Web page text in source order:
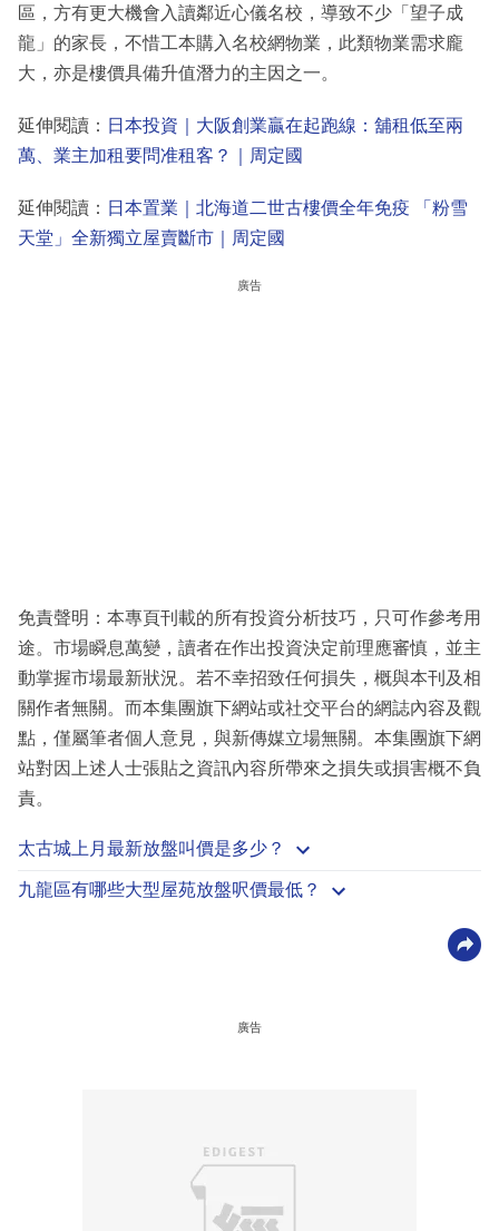
區，方有更大機會入讀鄰近心儀名校，導致不少「望子成
龍」的家長，不惜工本購入名校網物業，此類物業需求龐
大，亦是樓價具備升值潛力的主因之一。
延伸閱讀： 日本投資｜大阪創業贏在起跑線：舖租低至兩
萬、業主加租要問准租客？｜周定國
延伸閱讀： 日本置業｜北海道二世古樓價全年免疫 「粉雪
天堂」全新獨立屋賣斷市｜周定國
廣告
免責聲明：本專頁刊載的所有投資分析技巧，只可作參考用
途。市場瞬息萬變，讀者在作出投資決定前理應審慎，並主
動掌握市場最新狀況。若不幸招致任何損失，概與本刊及相
關作者無關。而本集團旗下網站或社交平台的網誌內容及觀
點，僅屬筆者個人意見，與新傳媒立場無關。本集團旗下網
站對因上述人士張貼之資訊內容所帶來之損失或損害概不負
責。
太古城上月最新放盤叫價是多少？
九龍區有哪些大型屋苑放盤呎價最低？
廣告